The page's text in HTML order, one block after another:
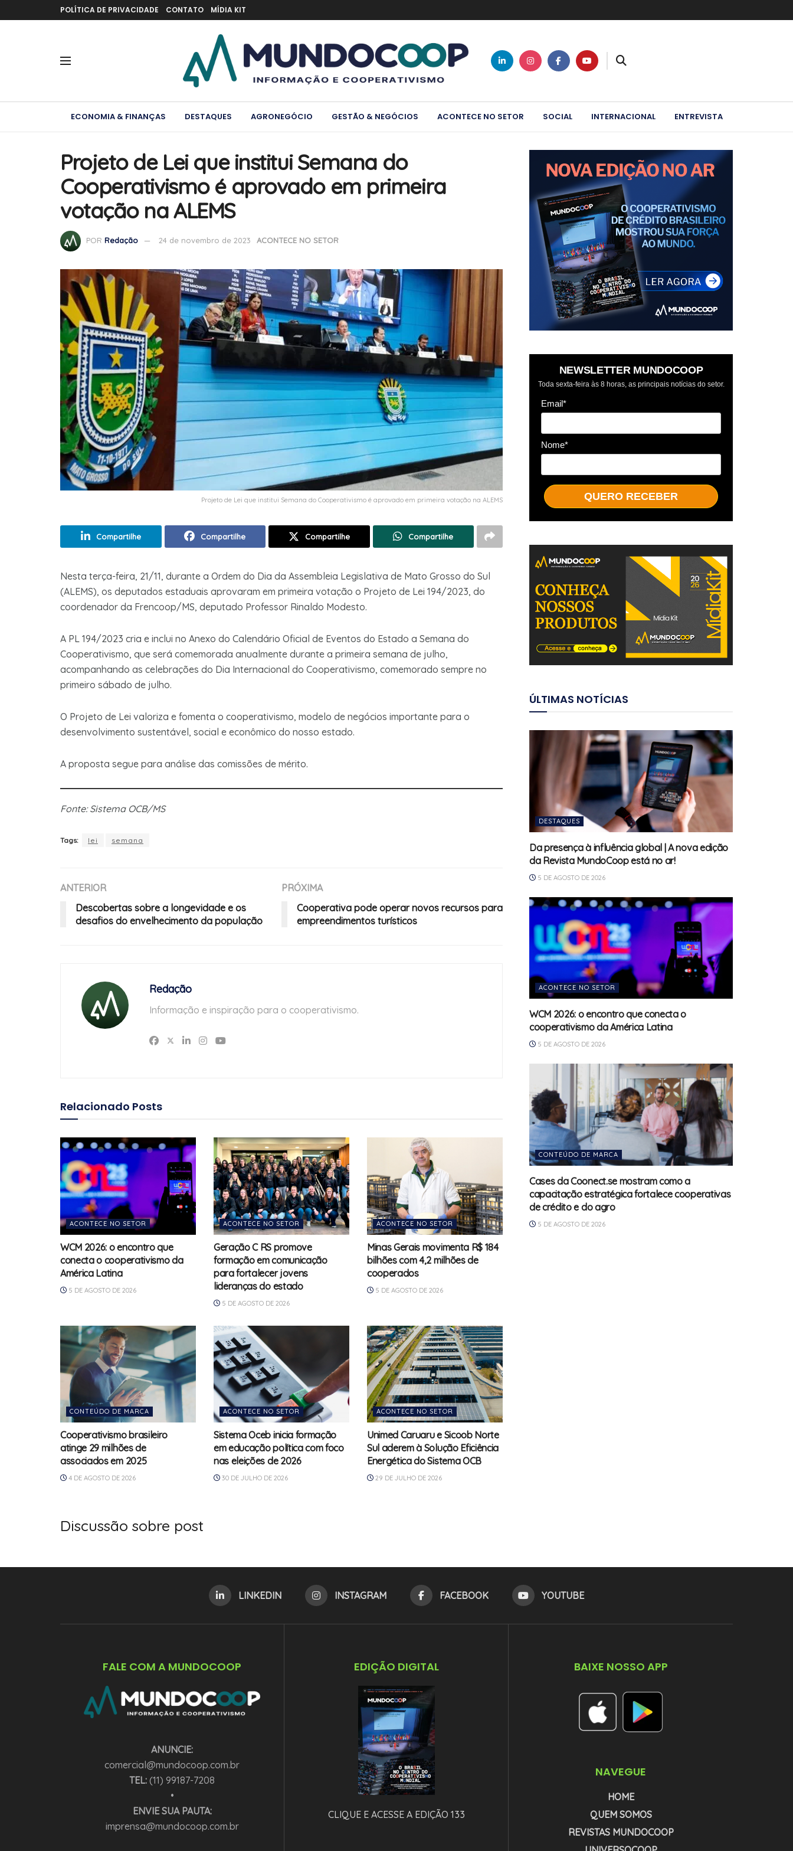
POLÍTICA DE PRIVACIDADE CONTATO MÍDIA KIT
ECONOMIA & FINANÇAS DESTAQUES AGRONEGÓCIO GESTÃO & NEGÓCIOS ACONTECE NO SETOR SOCIAL INTERNACIONAL ENTREVISTA
Projeto de Lei que institui Semana do
Cooperativismo é aprovado em primeira
votação na ALEMS
POR Redação 24 de novembro de 2023 ACONTECE NO SETOR
Projeto de Lei que institui Semana do Cooperativismo é aprovado em primeira votação na ALEMS
Compartilhe Compartilhe Compartilhe Compartilhe
Nesta terça-feira, 21/11, durante a Ordem do Dia da Assembleia Legislativa de Mato Grosso do Sul
(ALEMS), os deputados estaduais aprovaram em primeira votação o Projeto de Lei 194/2023, do
coordenador da Frencoop/MS, deputado Professor Rinaldo Modesto.
A PL 194/2023 cria e inclui no Anexo do Calendário Oficial de Eventos do Estado a Semana do
Cooperativismo, que será comemorada anualmente durante a primeira semana de julho,
acompanhando as celebrações do Dia Internacional do Cooperativismo, comemorado sempre no
primeiro sábado de julho.
O Projeto de Lei valoriza e fomenta o cooperativismo, modelo de negócios importante para o
desenvolvimento sustentável, social e econômico do nosso estado.
A proposta segue para análise das comissões de mérito.
Fonte: Sistema OCB/MS
Tags: lei semana
ANTERIOR
Descobertas sobre a longevidade e os
desafios do envelhecimento da população
PRÓXIMA
Cooperativa pode operar novos recursos para
empreendimentos turísticos
Redação
Informação e inspiração para o cooperativismo.
Relacionado Posts
ACONTECE NO SETOR
WCM 2026: o encontro que
conecta o cooperativismo da
América Latina
5 DE AGOSTO DE 2026
ACONTECE NO SETOR
Geração C RS promove
formação em comunicação
para fortalecer jovens
lideranças do estado
5 DE AGOSTO DE 2026
ACONTECE NO SETOR
Minas Gerais movimenta R$ 184
bilhões com 4,2 milhões de
cooperados
5 DE AGOSTO DE 2026
CONTEÚDO DE MARCA
Cooperativismo brasileiro
atinge 29 milhões de
associados em 2025
4 DE AGOSTO DE 2026
ACONTECE NO SETOR
Sistema Oceb inicia formação
em educação política com foco
nas eleições de 2026
30 DE JULHO DE 2026
ACONTECE NO SETOR
Unimed Caruaru e Sicoob Norte
Sul aderem à Solução Eficiência
Energética do Sistema OCB
29 DE JULHO DE 2026
Discussão sobre post
NEWSLETTER MUNDOCOOP
Toda sexta-feira às 8 horas, as principais notícias do setor.
Email*
Nome*
QUERO RECEBER
ÚLTIMAS NOTÍCIAS
DESTAQUES
Da presença à influência global | A nova edição
da Revista MundoCoop está no ar!
5 DE AGOSTO DE 2026
ACONTECE NO SETOR
WCM 2026: o encontro que conecta o
cooperativismo da América Latina
5 DE AGOSTO DE 2026
CONTEÚDO DE MARCA
Cases da Coonect.se mostram como a
capacitação estratégica fortalece cooperativas
de crédito e do agro
5 DE AGOSTO DE 2026
LINKEDIN INSTAGRAM FACEBOOK YOUTUBE
FALE COM A MUNDOCOOP
ANUNCIE:
comercial@mundocoop.com.br
TEL: (11) 99187-7208
•
ENVIE SUA PAUTA:
imprensa@mundocoop.com.br
EDIÇÃO DIGITAL
CLIQUE E ACESSE A EDIÇÃO 133
BAIXE NOSSO APP
NAVEGUE
HOME
QUEM SOMOS
REVISTAS MUNDOCOOP